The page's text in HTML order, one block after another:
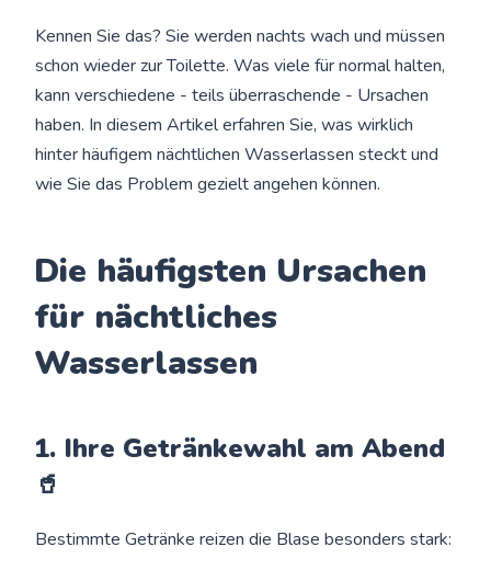
Kennen Sie das? Sie werden nachts wach und müssen
schon wieder zur Toilette. Was viele für normal halten,
kann verschiedene - teils überraschende - Ursachen
haben. In diesem Artikel erfahren Sie, was wirklich
hinter häufigem nächtlichen Wasserlassen steckt und
wie Sie das Problem gezielt angehen können.
Die häufigsten Ursachen
für nächtliches
Wasserlassen
1. Ihre Getränkewahl am Abend
🥤
Bestimmte Getränke reizen die Blase besonders stark: